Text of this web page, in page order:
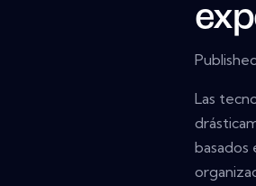
Las
basados